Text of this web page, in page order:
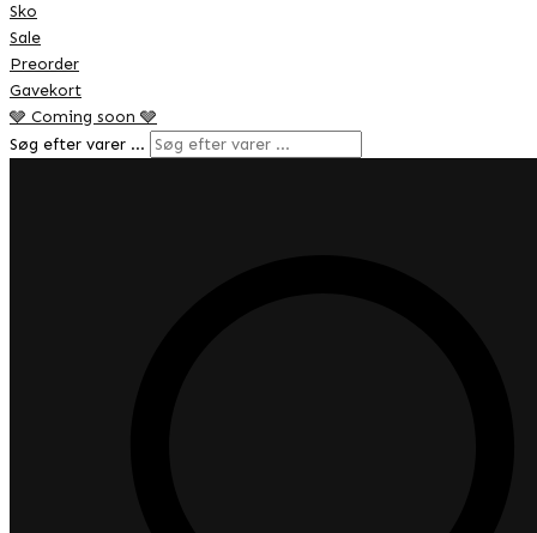
Sko
Sale
Preorder
Gavekort
🩶 Coming soon 🩶
Søg efter varer …